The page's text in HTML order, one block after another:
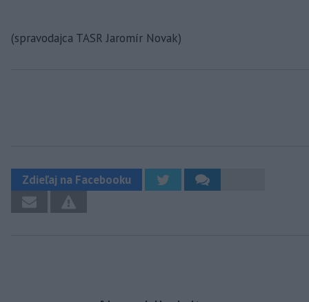
(spravodajca TASR Jaromír Novak)
Zdieľaj na Facebooku